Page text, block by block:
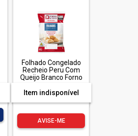
Folhado Congelado
Recheio Peru Com
Queijo Branco Forno
Pacote 1Kg
Item indisponível
AVISE-ME